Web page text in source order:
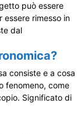
può essere
essere rimesso in
dal
consiste e a cosa
fenomeno, come
Significato di